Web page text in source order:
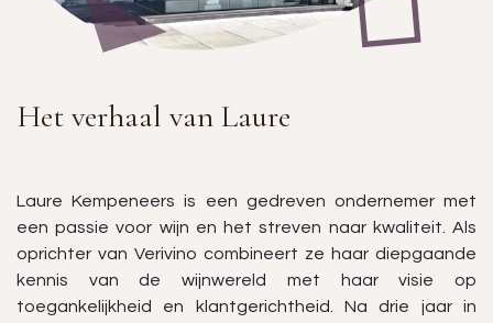
Het verhaal van Laure
Laure Kempeneers is een gedreven ondernemer met
een passie voor wijn en het streven naar kwaliteit. Als
oprichter van Verivino combineert ze haar diepgaande
kennis van de wijnwereld met haar visie op
toegankelijkheid en klantgerichtheid. Na drie jaar in